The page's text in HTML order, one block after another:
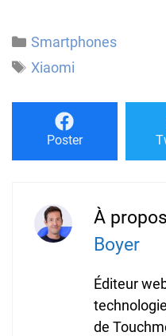
Catégories
Smartphones
Étiquettes
Xiaomi
Poster
À
Boyer
Éditeur
de